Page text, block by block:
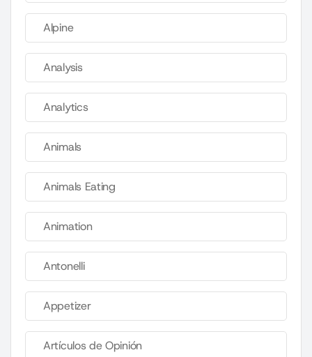
Alpine
Analysis
Analytics
Animals
Animals Eating
Animation
Antonelli
Appetizer
Artículos de Opinión